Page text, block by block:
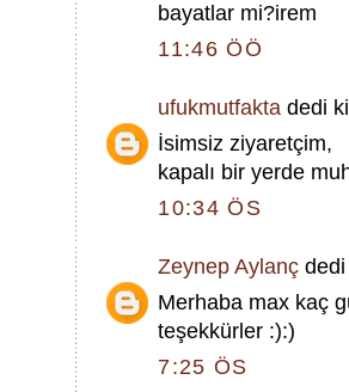
bayatlar mi?irem
11:46 ÖÖ
ufukmutfakta dedi
İsimsiz ziyaretçim,
kapalı bir yerde
10:34 ÖS
Zeynep Aylanç
Merhaba max kaç
teşekkürler :):)
7:25 ÖS